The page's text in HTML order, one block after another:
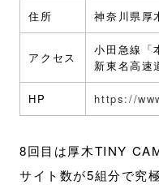
住所 神奈川県厚
アクセス
小田急線「
新東名高速
HP https://
8回目は厚木TINY
サイト数が5組分で究